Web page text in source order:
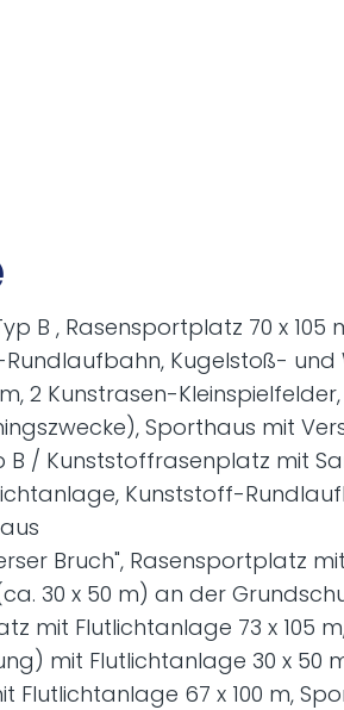
B , Rasensportplatz 70 x
Kugelstoß-
2 Kunstrasen-
Sporthaus mit
B / Kunststoffrasenplatz mit
Kunststoff-
Bruch", Rasensportplatz
30 x 50 m) an der
mit Flutlichtanlage 73 x 105
mit Flutlichtanlage 30 x 50
Flutlichtanlage 67 x 100 m,